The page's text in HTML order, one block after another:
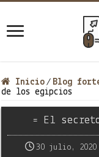
Inicio / Blog
de los egipcios
= El
30 julio, 2020